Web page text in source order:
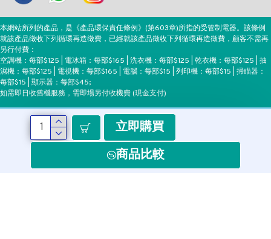
立即購買
商品比較
本網站所列的產品，是《產品環保責任條例》(第603章)所指的受管制電器。該條例
就該產品徵收下列循環再造徵費，已經就該產品徵收下列循環再造徵費，顧客不需再
另行付費：
空調機：每部$125 | 電冰箱：每部$165 | 洗衣機：每部$125 | 乾衣機：每部$125 | 抽
濕機：每部$125 | 電視機：每部$165 | 電腦：每部$15 | 列印機：每部$15 | 掃瞄器：
每部$15 | 顯示器：每部$45;
如需即日收舊機服務，需即場另付收機費 (現金支付)